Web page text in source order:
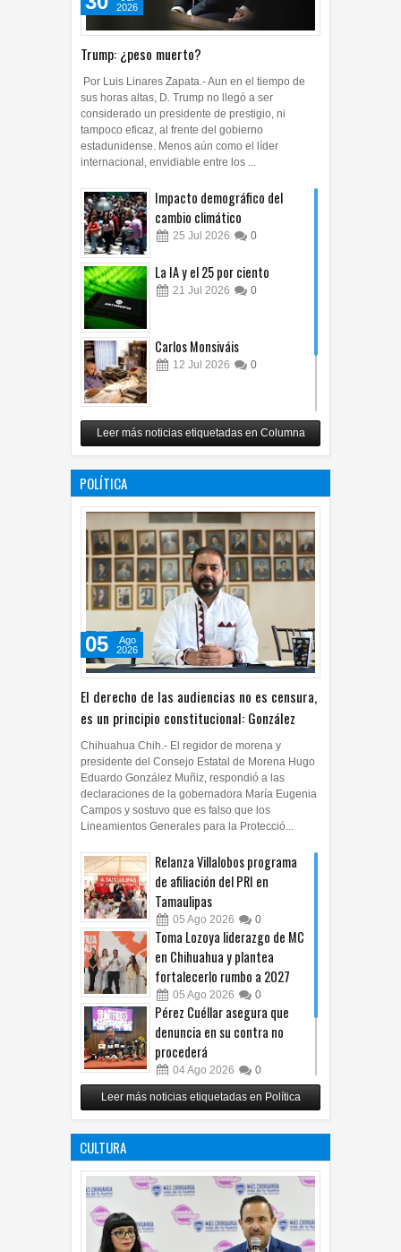
Trump: ¿peso muerto?
2026
Por Luis Linares Zapata.- Aun en el tiempo de
sus horas altas, D. Trump no llegó a ser
considerado un presidente de prestigio, ni
tampoco eficaz, al frente del gobierno
estadunidense. Menos aún como el líder
internacional, envidiable entre los ...
Impacto demográfico del
cambio climático
25 Jul 2026 0
La IA y el 25 por ciento
21 Jul 2026 0
Carlos Monsiváis
12 Jul 2026 0
Revuelo en la inteligencia
artificial
07 Jul 2026 0
Leer más noticias etiquetadas en Columna
POLÍTICA
El derecho de las audiencias no es censura,
es un principio constitucional: González
05
Ago
2026
Chihuahua Chih.- El regidor de morena y
presidente del Consejo Estatal de Morena Hugo
Eduardo González Muñiz, respondió a las
declaraciones de la gobernadora María Eugenia
Campos y sostuvo que es falso que los
Lineamientos Generales para la Protecció...
Relanza Villalobos programa
de afiliación del PRI en
Tamaulipas
05 Ago 2026 0
Toma Lozoya liderazgo de MC
en Chihuahua y plantea
fortalecerlo rumbo a 2027
05 Ago 2026 0
Pérez Cuéllar asegura que
denuncia en su contra no
procederá
04Ago 2026 0
Respalda Morena Chihuahua
propuesta sobre derechos de
Leer más noticias etiquetadas en Política
CULTURA